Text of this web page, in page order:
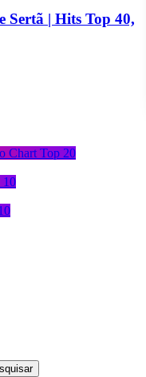
Chart Top 20
10